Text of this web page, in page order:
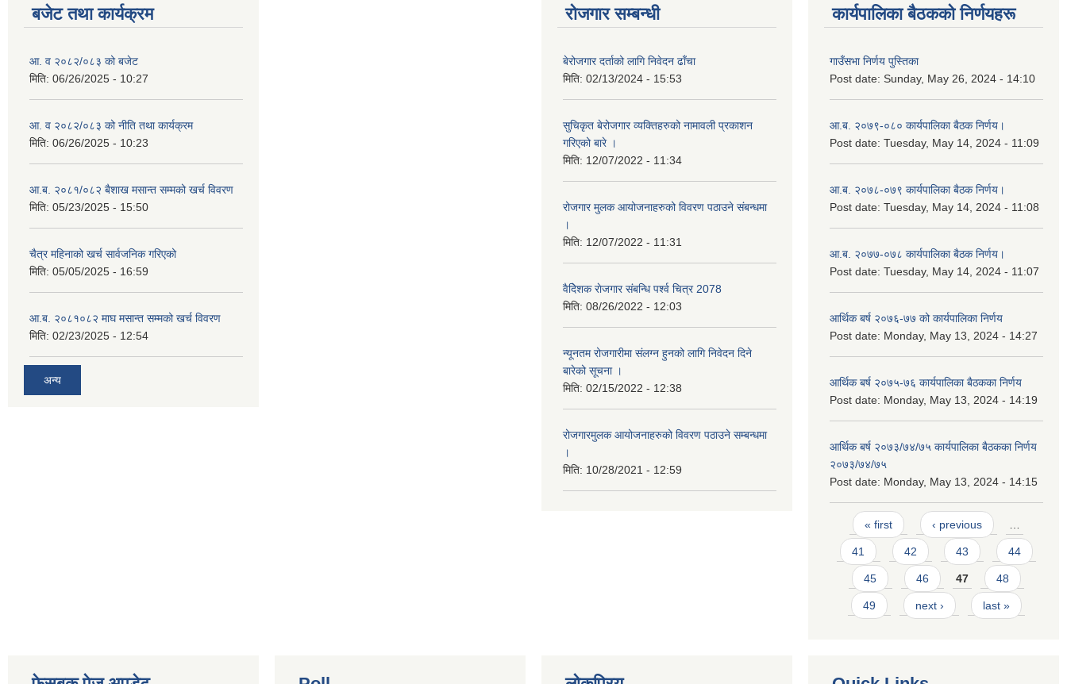
बजेट तथा कार्यक्रम
आ. व २०८२/०८३ को बजेट
मिति: 06/26/2025 - 10:27
आ. व २०८२/०८३ को नीति तथा कार्यक्रम
मिति: 06/26/2025 - 10:23
आ.ब. २०८१/०८२ बैशाख मसान्त सम्मको खर्च विवरण
मिति: 05/23/2025 - 15:50
चैत्र महिनाको खर्च सार्वजनिक गरिएको
मिति: 05/05/2025 - 16:59
आ.ब. २०८१०८२ माघ मसान्त सम्मको खर्च विवरण
मिति: 02/23/2025 - 12:54
अन्य
रोजगार सम्बन्धी
बेरोजगार दर्ताको लागि निवेदन ढाँचा
मिति: 02/13/2024 - 15:53
सुचिकृत बेरोजगार व्यक्तिहरुको नामावली प्रकाशन
गरिएको बारे ।
मिति: 12/07/2022 - 11:34
रोजगार मुलक आयोजनाहरुको विवरण पठाउने संबन्धमा
।
मिति: 12/07/2022 - 11:31
वैदेिशक राेजगार संबन्धि पर्श्व चित्र 2078
मिति: 08/26/2022 - 12:03
न्यूनतम रोजगारीमा संलग्न हुनको लागि निवेदन दिने
बारेको सूचना ।
मिति: 02/15/2022 - 12:38
रोजगारमुलक आयोजनाहरुको विवरण पठाउने सम्बन्धमा
।
मिति: 10/28/2021 - 12:59
कार्यपालिका बैठकको निर्णयहरू
गाउँसभा निर्णय पुस्तिका
Post date: Sunday, May 26, 2024 - 14:10
आ.ब. २०७९-०८० कार्यपालिका बैठक निर्णय।
Post date: Tuesday, May 14, 2024 - 11:09
आ.ब. २०७८-०७९ कार्यपालिका बैठक निर्णय।
Post date: Tuesday, May 14, 2024 - 11:08
आ.ब. २०७७-०७८ कार्यपालिका बैठक निर्णय।
Post date: Tuesday, May 14, 2024 - 11:07
आर्थिक बर्ष २०७६-७७ को कार्यपालिका निर्णय
Post date: Monday, May 13, 2024 - 14:27
आर्थिक बर्ष २०७५-७६ कार्यपालिका बैठकका निर्णय
Post date: Monday, May 13, 2024 - 14:19
आर्थिक बर्ष २०७३/७४/७५ कार्यपालिका बैठकका निर्णय
२०७३/७४/७५
Post date: Monday, May 13, 2024 - 14:15
Pages
« first ‹ previous …
41 42 43 44
45 46 47 48
49 next › last »